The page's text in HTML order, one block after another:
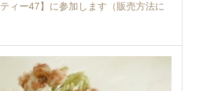
ティー47】に参加します（販売方法に